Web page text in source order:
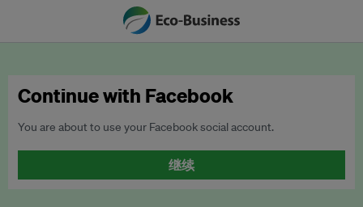
Continue with Facebook
You are about to use your Facebook social account.
继续